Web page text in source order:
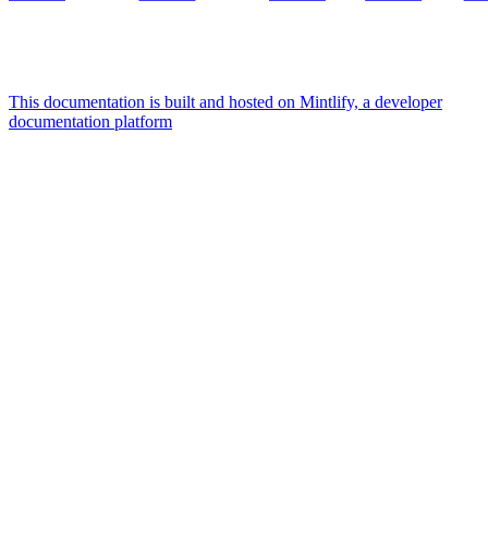
This documentation is built and hosted on Mintlify, a developer
documentation platform